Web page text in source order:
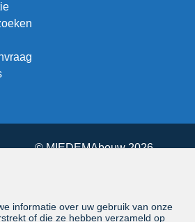
© MIEDEMAbouw 2026
informatie over uw gebruik van onze
of die ze hebben verzameld op